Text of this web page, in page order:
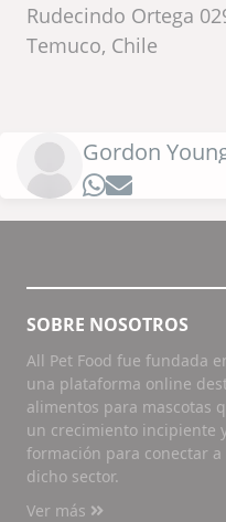
Rudecindo Ortega
Temuco, Chile
Gordon
SOBRE NOSOTROS
All Pet Food fue fundada
una plataforma online
alimentos para mascotas
un crecimiento incipiente
formación para conectar
dicho sector.
Ver más